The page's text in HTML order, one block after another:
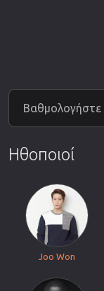
Βαθμολογήστε
Ηθοποιοί
Joo Won